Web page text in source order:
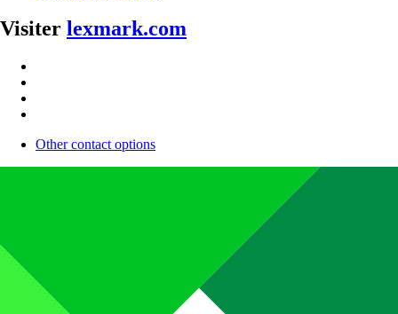
Visiter lexmark.com
Other contact options